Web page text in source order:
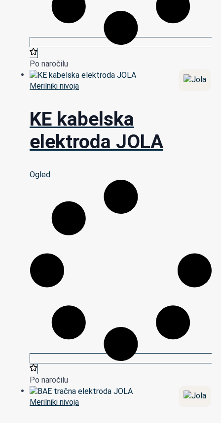
Po naročilu
Merilniki nivoja
KE kabelska
elektroda JOLA
Ogled
Po naročilu
Merilniki nivoja